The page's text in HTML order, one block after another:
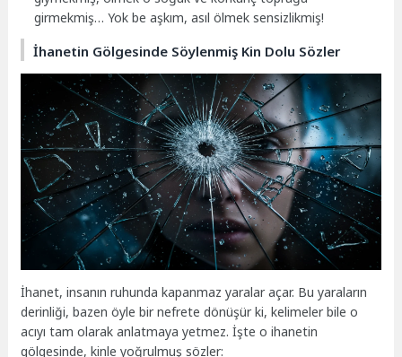
girmekmiş… Yok be aşkım, asıl ölmek sensizlikmiş!
İhanetin Gölgesinde Söylenmiş Kin Dolu Sözler
İhanet, insanın ruhunda kapanmaz yaralar açar. Bu yaraların
derinliği, bazen öyle bir nefrete dönüşür ki, kelimeler bile o
acıyı tam olarak anlatmaya yetmez. İşte o ihanetin
gölgesinde, kinle yoğrulmuş sözler: